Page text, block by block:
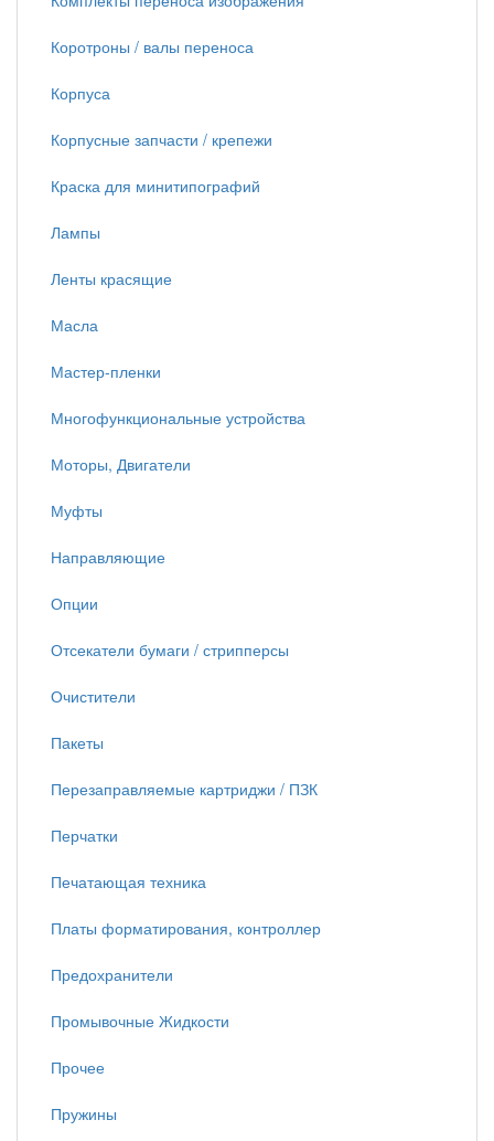
Коротроны / валы переноса
Корпуса
Корпусные запчасти / крепежи
Краска для минитипографий
Лампы
Ленты красящие
Масла
Мастер-пленки
Многофункциональные устройства
Моторы, Двигатели
Муфты
Направляющие
Опции
Отсекатели бумаги / стрипперсы
Очистители
Пакеты
Перезаправляемые картриджи / ПЗК
Перчатки
Печатающая техника
Платы форматирования, контроллер
Предохранители
Промывочные Жидкости
Прочее
Пружины